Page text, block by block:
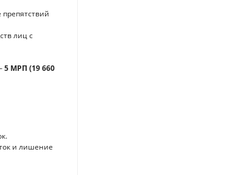
лиц с
5 МРП (19 660
и лишение